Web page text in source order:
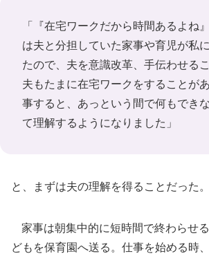
「『在宅ワークだから時間あるよね
は夫と分担していた家事や育児が私
たので、夫を意識改革、手伝わせる
夫もたまに在宅ワークをすることが
事すると、あっという間で何もでき
て理解するようになりました」
と、まずは夫の理解を得ることだった。
家事は朝集中的に短時間で終わらせ
どもを保育園へ送る。仕事を始める時